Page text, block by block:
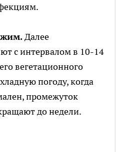
Далее
с интервалом в 10-14
вегетационного
погоду, когда
промежуток
до недели.